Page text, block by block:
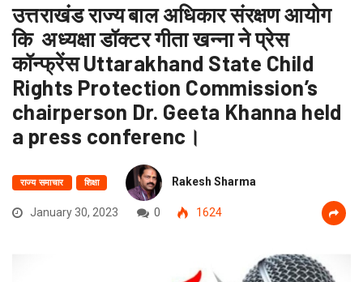
उत्तराखंड राज्य बाल अधिकार संरक्षण आयोग
कि अध्यक्षा डॉक्टर गीता खन्ना ने प्रेस
कॉन्फ्रेंस Uttarakhand State Child
Rights Protection Commission’s
chairperson Dr. Geeta Khanna held
a press conferenc।
राज्य समाचार शिक्षा Rakesh Sharma
January 30, 2023 0 1624